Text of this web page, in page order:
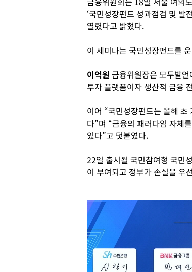
‘국민성장펀드 성과점검 및 발
열렸다고 밝혔다.
이 세미나는 국민성장펀드를
이억원 금융위원장은 모두발
투자 플랫폼이자 생산적 금융
이어 “국민성장펀드는 올해
다”며 “금융의 패러다임 자체
있다”고 덧붙였다.
22일 출시될 국민참여형 국민
이 부여되고 정부가 손실을 우